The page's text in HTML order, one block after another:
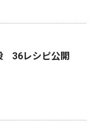
36レシピ公開